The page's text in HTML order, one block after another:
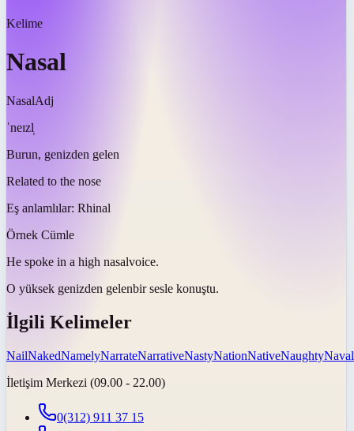
Kelime
Nasal
NasalAdj
ˈneɪzl̩
Burun, genizden gelen
Related to the nose
Eş anlamlılar: Rhinal
Örnek Cümle
He spoke in a high nasalvoice.
O yüksek genizden gelenbir sesle konuştu.
İlgili Kelimeler
NailNakedNamelyNarrateNarrativeNastyNationNativeNaughtyNaval
İletişim Merkezi (09.00 - 22.00)
0(312) 911 37 15